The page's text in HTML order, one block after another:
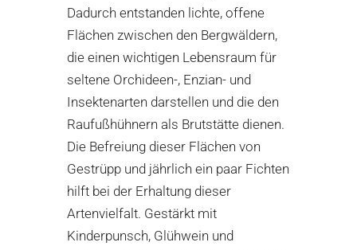
Dadurch entstanden lichte, offene
Flächen zwischen den Bergwäldern,
die einen wichtigen Lebensraum für
seltene Orchideen-, Enzian- und
Insektenarten darstellen und die den
Raufußhühnern als Brutstätte dienen.
Die Befreiung dieser Flächen von
Gestrüpp und jährlich ein paar Fichten
hilft bei der Erhaltung dieser
Artenvielfalt. Gestärkt mit
Kinderpunsch, Glühwein und